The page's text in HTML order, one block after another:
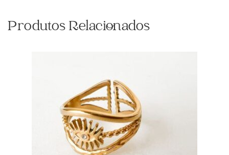
Produtos Relacionados